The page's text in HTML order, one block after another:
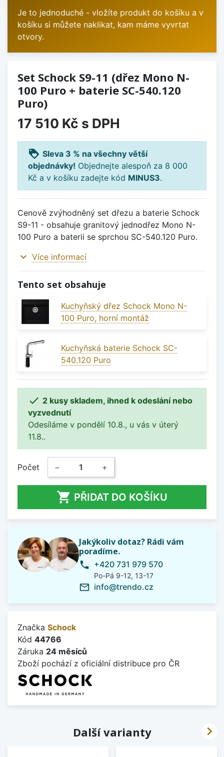
Je to jednoduché - vložíte produkt do košíku a v
košíku si můžete naklikat, kam máme vyvrtat
otvory.
Set Schock S9-11 (dřez Mono N-
100 Puro + baterie SC-540.120
Puro)
17 510 Kč s DPH
loyalty Sleva 3 % na všechny větší
objednávky! Objednejte alespoň za 8 000
Kč a v košíku zadejte kód MINUS3.
Cenově zvýhodněný set dřezu a baterie Schock
S9-11 - obsahuje granitový jednodřez Mono N-
100 Puro a baterii se sprchou SC-540.120 Puro.
expand_more Více informací
Tento set obsahuje
Kuchyňský dřez Schock Mono N-
100 Puro, horní montáž
Kuchyňská baterie Schock SC-
540.120 Puro
 2 kusy skladem, ihned k odeslání nebo
vyzvednutí
Odesíláme v pondělí 10.8., u vás v úterý
11.8..
Počet − +
 PŘIDAT DO KOŠÍKU
Jakýkoliv dotaz? Rádi vám
poradíme.
phone +420 731 979 570
Po-Pá 9-12, 13-17
mail_outline info@trendo.cz
Značka Schock
Kód 44766
Záruka 24 měsíců
Zboží pochází z oficiální distribuce pro ČR
Další varianty 